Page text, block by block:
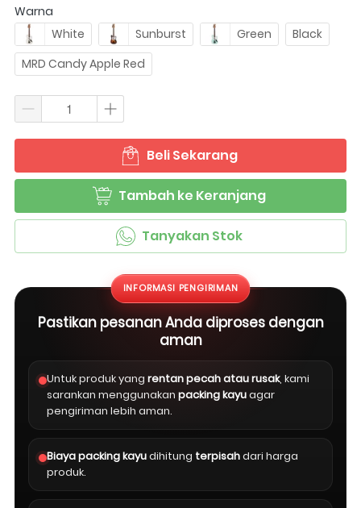
Warna
White
Sunburst Green
Black
MRD Candy Apple Red
` Beli Sekarang
` Tambah ke Keranjang
` Tanyakan Stok
INFORMASI PENGIRIMAN
Pastikan pesanan Anda diproses dengan
aman
Untuk produk yang rentan pecah atau rusak, kami
sarankan menggunakan packing kayuagar
pengiriman lebih aman.
Biaya packing kayudihitung terpisahdari harga
produk.